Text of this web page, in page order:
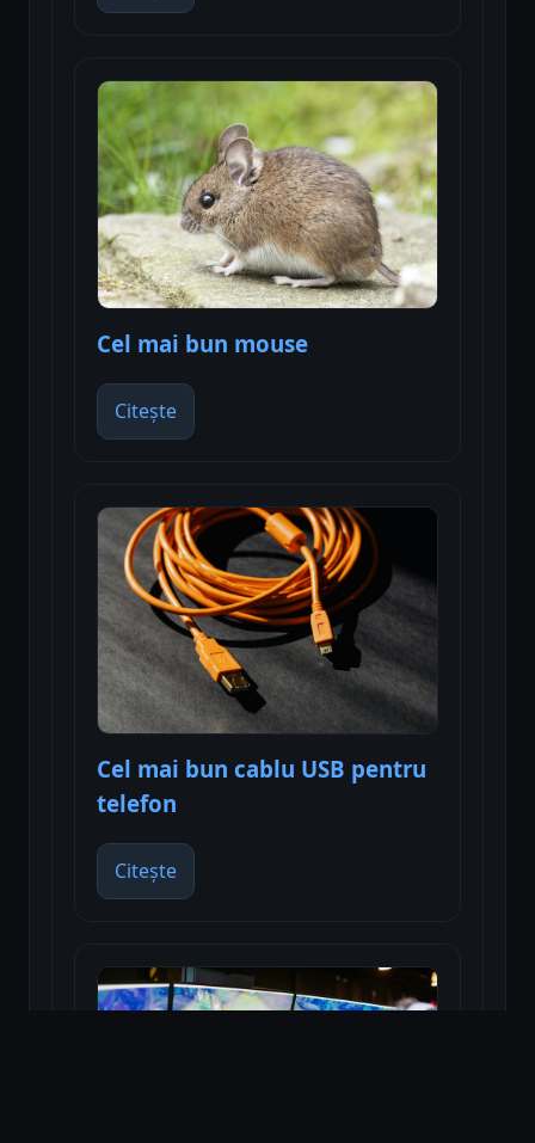
Cel mai bun mouse
Citește
Cel mai bun cablu USB pentru
telefon
Citește